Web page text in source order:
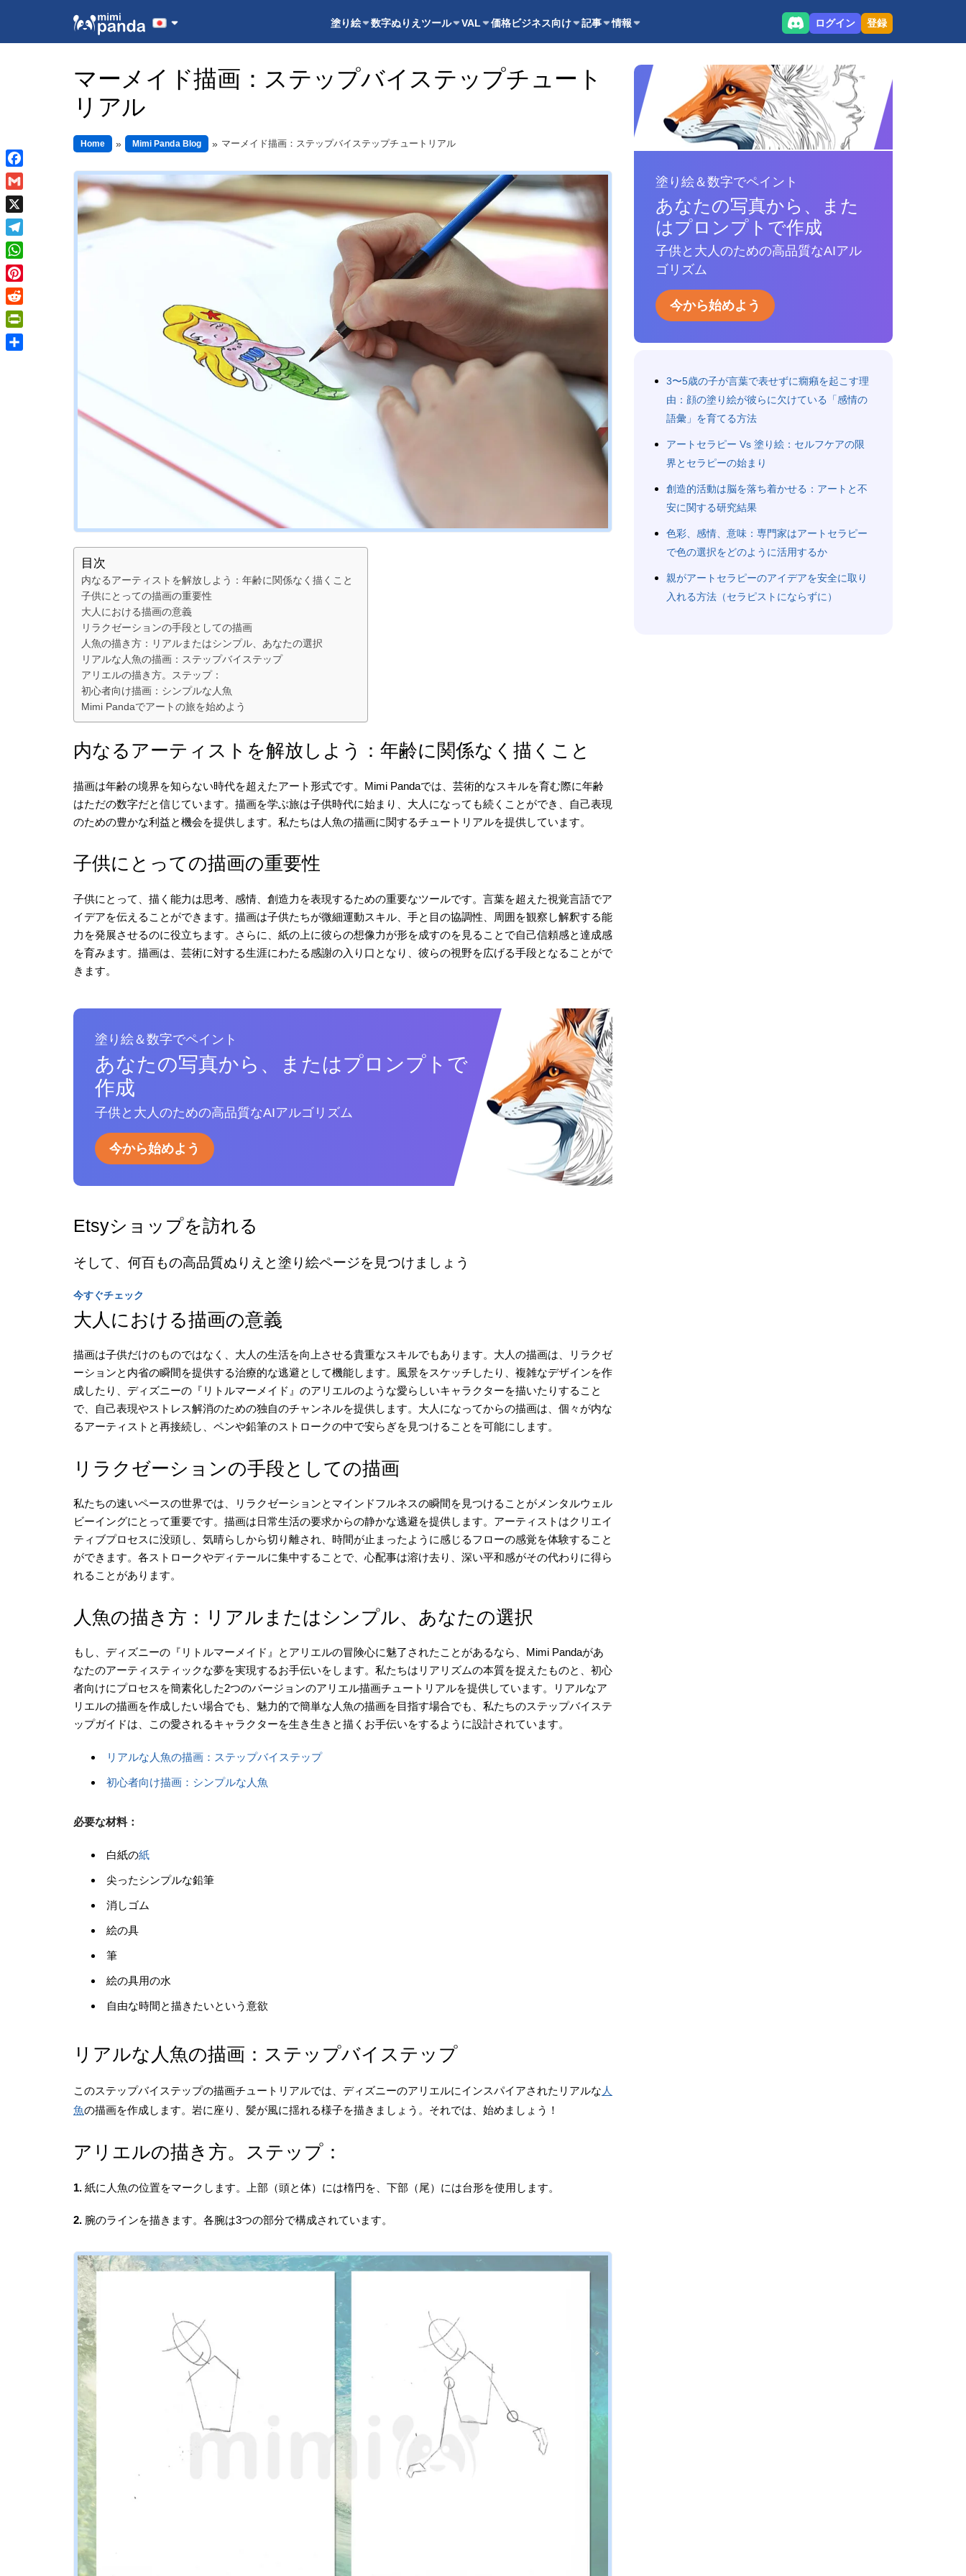
塗り絵 数字ぬりえ ツール VAL 価格ビジネス向け 記事 情報 ログイン 登録
マーメイド描画：ステップバイステップチュート
リアル
Home Mimi Panda Blog マーメイド描画：ステップバイステップチュートリアル
目次
内なるアーティストを解放しよう：年齢に関係なく描くこと
子供にとっての描画の重要性
大人における描画の意義
リラクゼーションの手段としての描画
人魚の描き方：リアルまたはシンプル、あなたの選択
リアルな人魚の描画：ステップバイステップ
アリエルの描き方。ステップ：
初心者向け描画：シンプルな人魚
Mimi Pandaでアートの旅を始めよう
内なるアーティストを解放しよう：年齢に関係なく描くこと
描画は年齢の境界を知らない時代を超えたアート形式です。Mimi Pandaでは、芸術的なスキルを育む際に年齢
はただの数字だと信じています。描画を学ぶ旅は子供時代に始まり、大人になっても続くことができ、自己表現
のための豊かな利益と機会を提供します。私たちは人魚の描画に関するチュートリアルを提供しています。
子供にとっての描画の重要性
子供にとって、描く能力は思考、感情、創造力を表現するための重要なツールです。言葉を超えた視覚言語でア
イデアを伝えることができます。描画は子供たちが微細運動スキル、手と目の協調性、周囲を観察し解釈する能
力を発展させるのに役立ちます。さらに、紙の上に彼らの想像力が形を成すのを見ることで自己信頼感と達成感
を育みます。描画は、芸術に対する生涯にわたる感謝の入り口となり、彼らの視野を広げる手段となることがで
きます。
塗り絵＆数字でペイント
あなたの写真から、またはプロンプトで
作成
子供と大人のための高品質なAIアルゴリズム
今から始めよう
Etsyショップを訪れる
そして、何百もの高品質ぬりえと塗り絵ページを見つけましょう
今すぐチェック
大人における描画の意義
描画は子供だけのものではなく、大人の生活を向上させる貴重なスキルでもあります。大人の描画は、リラクゼ
ーションと内省の瞬間を提供する治療的な逃避として機能します。風景をスケッチしたり、複雑なデザインを作
成したり、ディズニーの『リトルマーメイド』のアリエルのような愛らしいキャラクターを描いたりすること
で、自己表現やストレス解消のための独自のチャンネルを提供します。大人になってからの描画は、個々が内な
るアーティストと再接続し、ペンや鉛筆のストロークの中で安らぎを見つけることを可能にします。
リラクゼーションの手段としての描画
私たちの速いペースの世界では、リラクゼーションとマインドフルネスの瞬間を見つけることがメンタルウェル
ビーイングにとって重要です。描画は日常生活の要求からの静かな逃避を提供します。アーティストはクリエイ
ティブプロセスに没頭し、気晴らしから切り離され、時間が止まったように感じるフローの感覚を体験すること
ができます。各ストロークやディテールに集中することで、心配事は溶け去り、深い平和感がその代わりに得ら
れることがあります。
人魚の描き方：リアルまたはシンプル、あなたの選択
もし、ディズニーの『リトルマーメイド』とアリエルの冒険心に魅了されたことがあるなら、Mimi Pandaがあ
なたのアーティスティックな夢を実現するお手伝いをします。私たちはリアリズムの本質を捉えたものと、初心
者向けにプロセスを簡素化した2つのバージョンのアリエル描画チュートリアルを提供しています。リアルなア
リエルの描画を作成したい場合でも、魅力的で簡単な人魚の描画を目指す場合でも、私たちのステップバイステ
ップガイドは、この愛されるキャラクターを生き生きと描くお手伝いをするように設計されています。
リアルな人魚の描画：ステップバイステップ
初心者向け描画：シンプルな人魚
必要な材料：
白紙の紙
尖ったシンプルな鉛筆
消しゴム
絵の具
筆
絵の具用の水
自由な時間と描きたいという意欲
リアルな人魚の描画：ステップバイステップ
このステップバイステップの描画チュートリアルでは、ディズニーのアリエルにインスパイアされたリアルな 人
魚の描画を作成します。岩に座り、髪が風に揺れる様子を描きましょう。それでは、始めましょう！
アリエルの描き方。ステップ：
1. 紙に人魚の位置をマークします。上部（頭と体）には楕円を、下部（尾）には台形を使用します。
2. 腕のラインを描きます。各腕は3つの部分で構成されています。
塗り絵＆数字でペイント
あなたの写真から、また
はプロンプトで作成
子供と大人のための高品質なAIアル
ゴリズム
今から始めよう
3〜5歳の子が言葉で表せずに癇癪を起こす理
由：顔の塗り絵が彼らに欠けている「感情の
語彙」を育てる方法
アートセラピー Vs 塗り絵：セルフケアの限
界とセラピーの始まり
創造的活動は脳を落ち着かせる：アートと不
安に関する研究結果
色彩、感情、意味：専門家はアートセラピー
で色の選択をどのように活用するか
親がアートセラピーのアイデアを安全に取り
入れる方法（セラピストにならずに）
Facebook
Gmail
X
Telegram
WhatsApp
Pinterest
Reddit
PrintFriendly